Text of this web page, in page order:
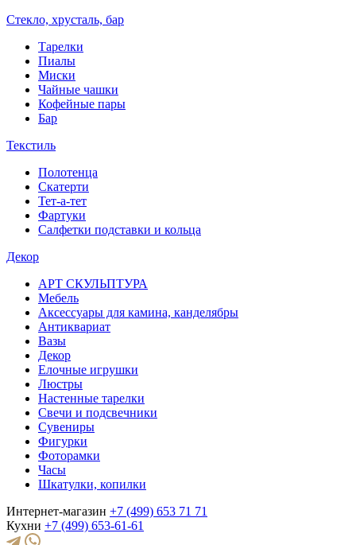
Стекло, хрусталь, бар
Тарелки
Пиалы
Миски
Чайные чашки
Кофейные пары
Бар
Текстиль
Полотенца
Скатерти
Тет-а-тет
Фартуки
Салфетки подставки и кольца
Декор
АРТ СКУЛЬПТУРА
Мебель
Аксессуары для камина, канделябры
Антиквариат
Вазы
Декор
Елочные игрушки
Люстры
Настенные тарелки
Свечи и подсвечники
Сувениры
Фигурки
Фоторамки
Часы
Шкатулки, копилки
Интернет-магазин +7 (499) 653 71 71
Кухни +7 (499) 653-61-61